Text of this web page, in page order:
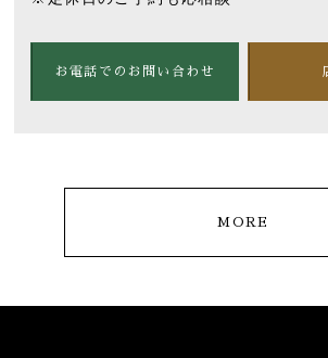
お電話でのお問い合わせ
MORE